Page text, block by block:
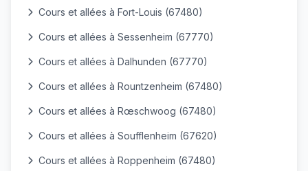
Cours et allées à Fort-Louis (67480)
Cours et allées à Sessenheim (67770)
Cours et allées à Dalhunden (67770)
Cours et allées à Rountzenheim (67480)
Cours et allées à Rœschwoog (67480)
Cours et allées à Soufflenheim (67620)
Cours et allées à Roppenheim (67480)